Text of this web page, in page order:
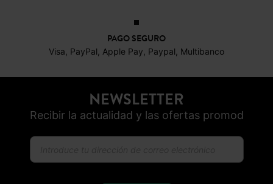
PAGO SEGURO
Visa, PayPal, Apple Pay, Paypal, Multibanco
NEWSLETTER
Recibir la actualidad y las ofertas promod